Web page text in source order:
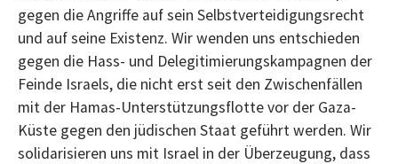
gegen die Angriffe auf sein Selbstverteidigungsrecht
und auf seine Existenz. Wir wenden uns entschieden
gegen die Hass- und Delegitimierungskampagnen der
Feinde Israels, die nicht erst seit den Zwischenfällen
mit der Hamas-Unterstützungsflotte vor der Gaza-
Küste gegen den jüdischen Staat geführt werden. Wir
solidarisieren uns mit Israel in der Überzeugung, dass